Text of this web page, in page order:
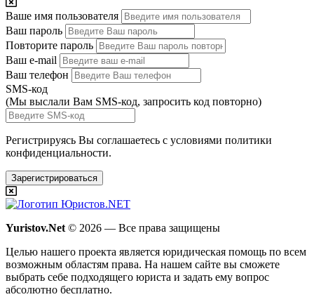
Ваше имя пользователя
Ваш пароль
Повторите пароль
Ваш e-mail
Ваш телефон
SMS-код
(Мы выслали Вам SMS-код, запросить код повторно)
Регистрируясь Вы соглашаетесь с условиями политики
конфиденциальности.
Зарегистрироваться
Yuristov.Net © 2026 — Все права защищены
Целью нашего проекта является юридическая помощь по всем
возможным областям права. На нашем сайте вы сможете
выбрать себе подходящего юриста и задать ему вопрос
абсолютно бесплатно.